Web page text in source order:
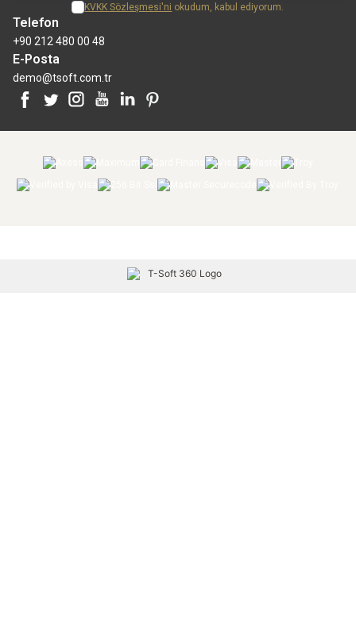
KVKK Sözleşmesi'ni okudum, kabul ediyorum.
Telefon
+90 212 480 00 48
E-Posta
demo@tsoft.com.tr
FacebookTwitterİnstagramYoutubeLinkedinPinterest